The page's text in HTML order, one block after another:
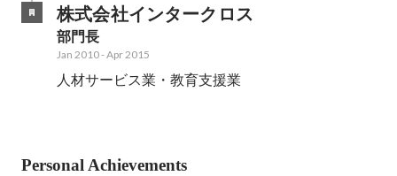
株式会社インタークロス
部門長
Jan 2010-Apr 2015
人材サービス業・教育支援業
Personal Achievements